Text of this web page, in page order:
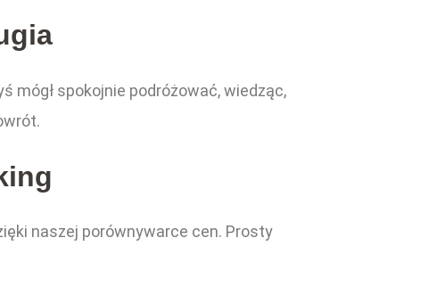
mógł spokojnie podróżować, wiedząc,
naszej porównywarce cen. Prosty